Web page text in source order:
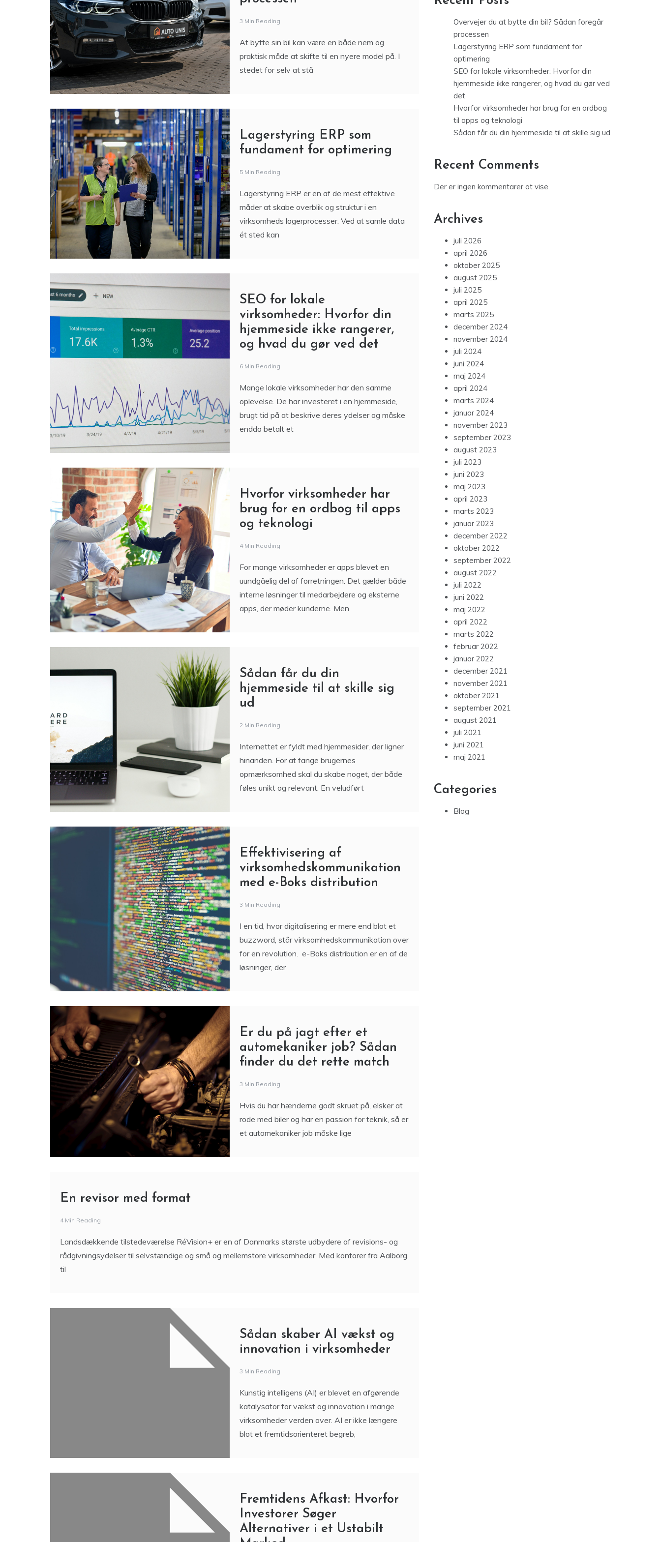
3 Min Reading
At bytte sin bil kan være en både nem og
praktisk måde at skifte til en nyere model på. I
stedet for selv at stå
Lagerstyring ERP som
fundament for optimering
5 Min Reading
Lagerstyring ERP er en af de mest effektive
måder at skabe overblik og struktur i en
virksomheds lagerprocesser. Ved at samle data
ét sted kan
SEO for lokale
virksomheder: Hvorfor din
hjemmeside ikke rangerer,
og hvad du gør ved det
6 Min Reading
Mange lokale virksomheder har den samme
oplevelse. De har investeret i en hjemmeside,
brugt tid på at beskrive deres ydelser og måske
endda betalt et
Hvorfor virksomheder har
brug for en ordbog til apps
og teknologi
4 Min Reading
For mange virksomheder er apps blevet en
uundgåelig del af forretningen. Det gælder både
interne løsninger til medarbejdere og eksterne
apps, der møder kunderne. Men
Sådan får du din
hjemmeside til at skille sig
ud
2 Min Reading
Internettet er fyldt med hjemmesider, der ligner
hinanden. For at fange brugernes
opmærksomhed skal du skabe noget, der både
føles unikt og relevant. En veludført
Effektivisering af
virksomhedskommunikation
med e-Boks distribution
3 Min Reading
I en tid, hvor digitalisering er mere end blot et
buzzword, står virksomhedskommunikation over
for en revolution. e-Boks distribution er en af de
løsninger, der
Er du på jagt efter et
automekaniker job? Sådan
finder du det rette match
3 Min Reading
Hvis du har hænderne godt skruet på, elsker at
rode med biler og har en passion for teknik, så er
et automekaniker job måske lige
En revisor med format
4 Min Reading
Landsdækkende tilstedeværelse RéVision+ er en af Danmarks største udbydere af revisions- og
rådgivningsydelser til selvstændige og små og mellemstore virksomheder. Med kontorer fra Aalborg
til
Sådan skaber AI vækst og
innovation i virksomheder
3 Min Reading
Kunstig intelligens (AI) er blevet en afgørende
katalysator for vækst og innovation i mange
virksomheder verden over. AI er ikke længere
blot et fremtidsorienteret begreb,
Fremtidens Afkast: Hvorfor
Investorer Søger
Alternativer i et Ustabilt
Overvejer du at bytte din bil? Sådan foregår
processen
Lagerstyring ERP som fundament for
optimering
SEO for lokale virksomheder: Hvorfor din
hjemmeside ikke rangerer, og hvad du gør ved
det
Hvorfor virksomheder har brug for en ordbog
til apps og teknologi
Sådan får du din hjemmeside til at skille sig ud
Recent Comments
Der er ingen kommentarer at vise.
Archives
juli 2026
april 2026
oktober 2025
august 2025
juli 2025
april 2025
marts 2025
december 2024
november 2024
juli 2024
juni 2024
maj 2024
april 2024
marts 2024
januar 2024
november 2023
september 2023
august 2023
juli 2023
juni 2023
maj 2023
april 2023
marts 2023
januar 2023
december 2022
oktober 2022
september 2022
august 2022
juli 2022
juni 2022
maj 2022
april 2022
marts 2022
februar 2022
januar 2022
december 2021
november 2021
oktober 2021
september 2021
august 2021
juli 2021
juni 2021
maj 2021
Categories
Blog